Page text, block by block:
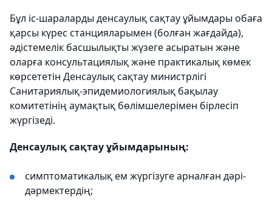
Бұл іс-шараларды денсаулық сақтау ұйымдары обаға
қарсы күрес станцияларымен (болған жағдайда),
әдістемелік басшылықты жүзеге асыратын және
оларға консультациялық және практикалық көмек
көрсететін Денсаулық сақтау министрлігі
Санитариялық-эпидемиологиялық бақылау
комитетінің аумақтық бөлімшелерімен бірлесіп
жүргізеді.
Денсаулық сақтау ұйымдарының:
симптоматикалық ем жүргізуге арналған дәрі-
дәрмектердің;